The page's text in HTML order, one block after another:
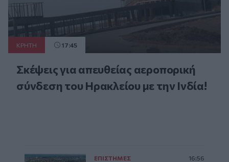
ΚΡΗΤΗ 17:45
Σκέψεις για απευθείας αεροπορική
σύνδεση του Ηρακλείου με την Ινδία!
ΕΠΙΣΤΗΜΕΣ 16:56